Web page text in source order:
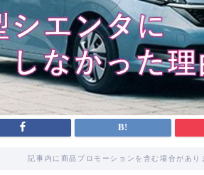
記事内に商品プロモーションを含む場合があり